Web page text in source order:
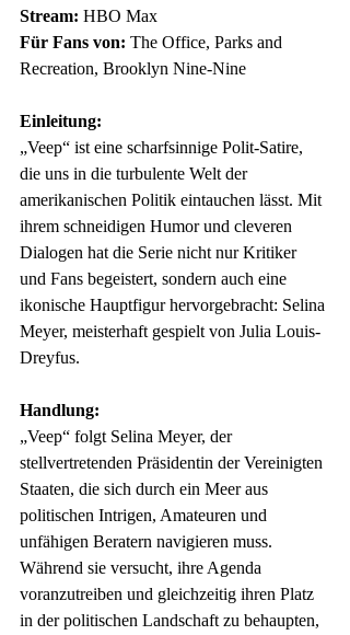
Stream: HBO Max
Für Fans von: The Office, Parks and
Recreation, Brooklyn Nine-Nine
Einleitung:
„Veep“ ist eine scharfsinnige Polit-Satire,
die uns in die turbulente Welt der
amerikanischen Politik eintauchen lässt. Mit
ihrem schneidigen Humor und cleveren
Dialogen hat die Serie nicht nur Kritiker
und Fans begeistert, sondern auch eine
ikonische Hauptfigur hervorgebracht: Selina
Meyer, meisterhaft gespielt von Julia Louis-
Dreyfus.
Handlung:
„Veep“ folgt Selina Meyer, der
stellvertretenden Präsidentin der Vereinigten
Staaten, die sich durch ein Meer aus
politischen Intrigen, Amateuren und
unfähigen Beratern navigieren muss.
Während sie versucht, ihre Agenda
voranzutreiben und gleichzeitig ihren Platz
in der politischen Landschaft zu behaupten,